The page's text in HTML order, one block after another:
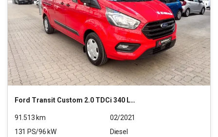
Ford Transit Custom 2.0 TDCi 340 L2 Trend
91.513 km
02/2021
131 PS/96 kW
Diesel